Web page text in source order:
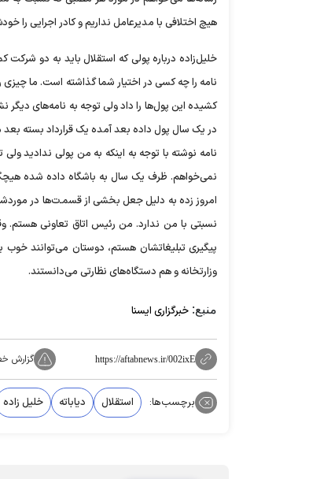
هیچ اختلافی با مدیرعامل نداریم و کادر اجرایی
خلیل‌زاده درباره پولی که استقلال باید به دو
کشیده این پول‌ها را داد ولی توجه به نامه‌های دیگر
در یک سال پول داده بعد آمده یک قرارداد بسته
نامه نوشته با توجه به اینکه به من پولی ندادید
نمی‌خواهم. ظرف یک سال به باشگاه داده شده
امروز زده به دلیل جعل بخشی از قسمـ‌ت‌ها در
نسبتی با من ندارد. من رئیس اتاق تعاونی هستم.
پیگیری تبلیغاتشان هستم، دوستان می‌توانند خوب
وزارتخانه و هم دستگاه‌های نظارتی می‌دانستند.
منبع: خبرگزاری ایسنا
https://aftabnews.ir/002ixE گزارش
برچسب‌ها: استقلال دیاباته خلیل زاده